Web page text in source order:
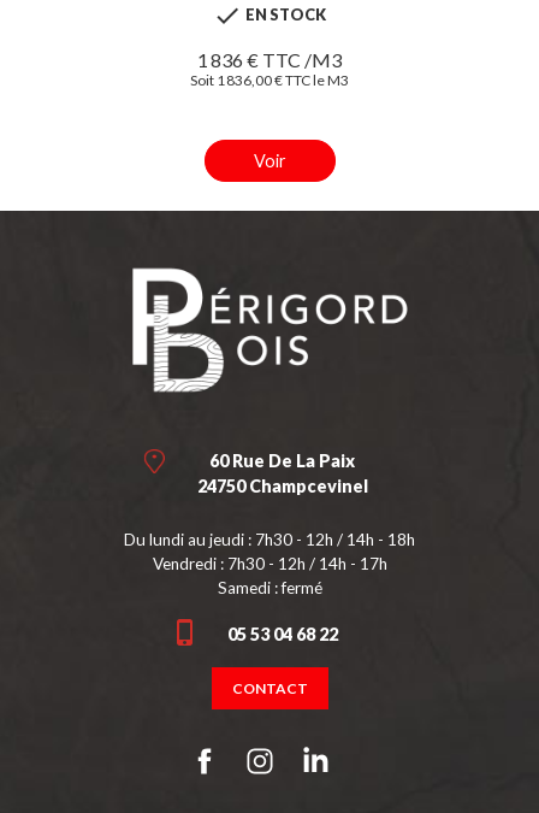
 EN STOCK
1 836 € TTC /M3
Soit 1 836,00 € TTC le M3
Voir
60 Rue De La Paix
24750 Champcevinel
Du lundi au jeudi : 7h30 - 12h / 14h - 18h
Vendredi : 7h30 - 12h / 14h - 17h
Samedi : fermé
05 53 04 68 22
CONTACT